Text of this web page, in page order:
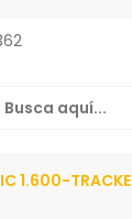
1.600-